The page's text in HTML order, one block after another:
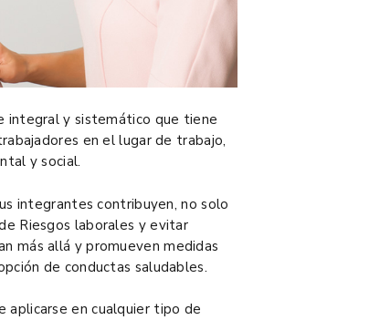
integral y sistemático que tiene
en el lugar de trabajo,
y social.
integrantes contribuyen, no solo
Riesgos laborales y evitar
más allá y promueven medidas
de conductas saludables.
aplicarse en cualquier tipo de